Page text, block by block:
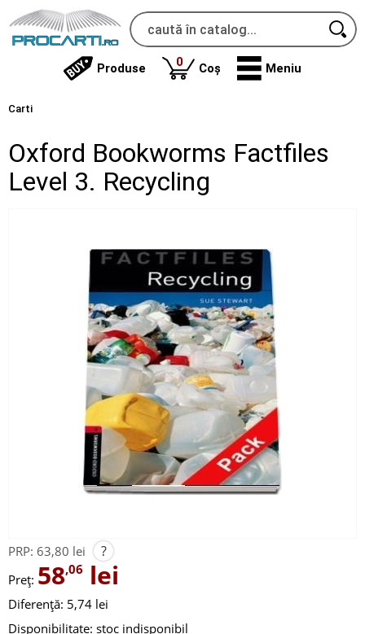
Produse 0produse
Coș Meniu
Carti
Oxford Bookworms Factfiles
Level 3. Recycling
PRP: 63,80 lei ?
Preț: 58,06 lei
Diferență: 5,74 lei
Disponibilitate: stoc indisponibil